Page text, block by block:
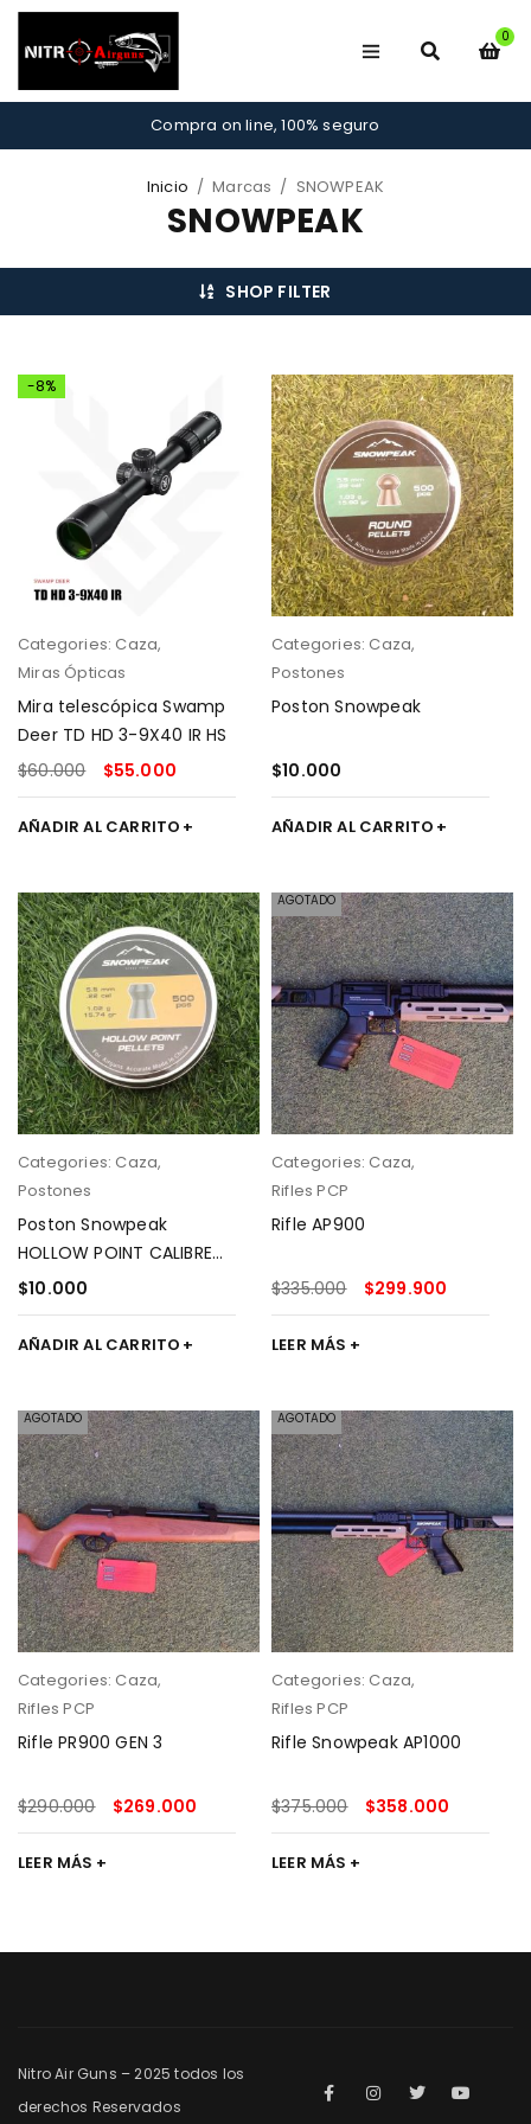
0
Compra on line, 100% seguro
Inicio / Marcas / SNOWPEAK
SNOWPEAK
SHOP FILTER
-8%
Categories: Caza,
Miras Ópticas
Mira telescópica Swamp
Deer TD HD 3-9X40 IR HS
$60.000 $55.000
AÑADIR AL CARRITO
Categories: Caza,
Postones
Poston Snowpeak
$10.000
AÑADIR AL CARRITO
Categories: Caza,
Postones
Poston Snowpeak
HOLLOW POINT CALIBRE
5.5 PESO 15.74 GR 500
UNIDADES
$10.000
AÑADIR AL CARRITO
AGOTADO
Categories: Caza,
Rifles PCP
Rifle AP900
$335.000 $299.900
LEER MÁS
AGOTADO
Categories: Caza,
Rifles PCP
Rifle PR900 GEN 3
$290.000 $269.000
LEER MÁS
AGOTADO
Categories: Caza,
Rifles PCP
Rifle Snowpeak AP1000
$375.000 $358.000
LEER MÁS
Nitro Air Guns – 2025 todos los
derechos Reservados